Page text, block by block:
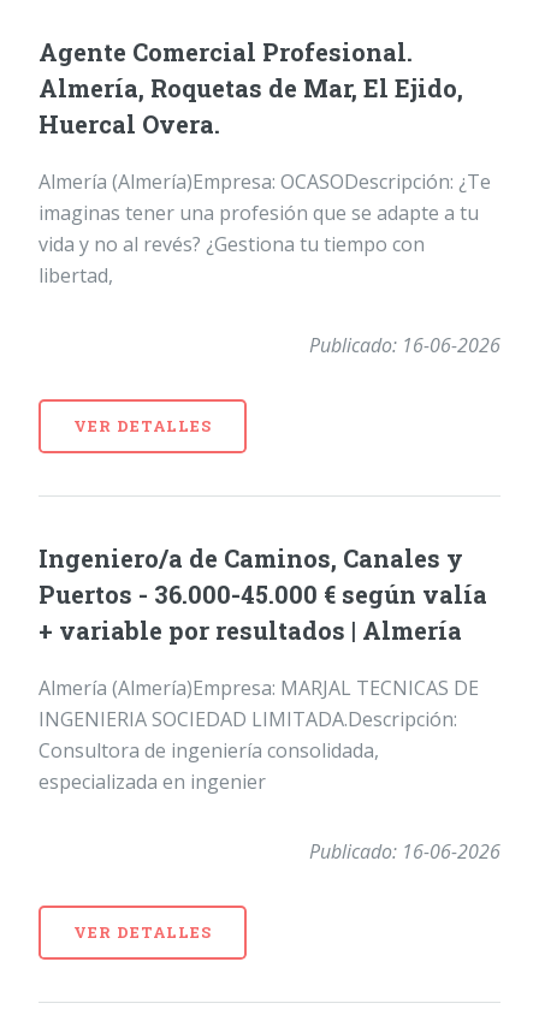
Agente Comercial Profesional.
Almería, Roquetas de Mar, El Ejido,
Huercal Overa.
Almería (Almería)Empresa: OCASODescripción: ¿Te
imaginas tener una profesión que se adapte a tu
vida y no al revés? ¿Gestiona tu tiempo con
libertad,
Publicado: 16-06-2026
VER DETALLES
Ingeniero/a de Caminos, Canales y
Puertos - 36.000-45.000 € según valía
+ variable por resultados | Almería
Almería (Almería)Empresa: MARJAL TECNICAS DE
INGENIERIA SOCIEDAD LIMITADA.Descripción:
Consultora de ingeniería consolidada,
especializada en ingenier
Publicado: 16-06-2026
VER DETALLES